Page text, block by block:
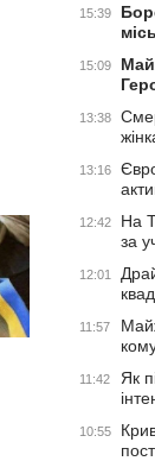
15:39
15:09
13:38
13:16
12:42
На
за
12:01
11:57
11:42
Як
10:55